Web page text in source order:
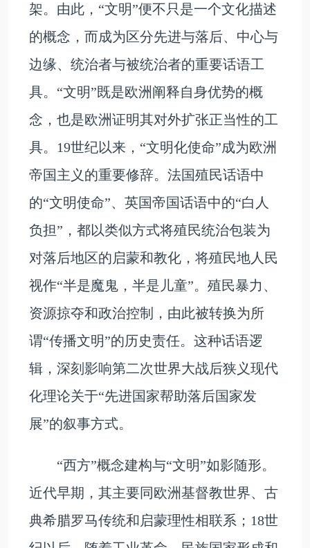
架。由此，“文明”便不只是一个文化描述
的概念，而成为区分先进与落后、中心与
边缘、统治者与被统治者的重要话语工
具。“文明”既是欧洲阐释自身优势的概
念，也是欧洲证明其对外扩张正当性的工
具。19世纪以来，“文明化使命”成为欧洲
帝国主义的重要修辞。法国殖民话语中
的“文明使命”、英国帝国话语中的“白人
负担”，都以类似方式将殖民统治包装为
对落后地区的启蒙和教化，将殖民地人民
视作“半是魔鬼，半是儿童”。殖民暴力、
资源掠夺和政治控制，由此被转换为所
谓“传播文明”的历史责任。这种话语逻
辑，深刻影响第二次世界大战后狭义现代
化理论关于“先进国家帮助落后国家发
展”的叙事方式。
“西方”概念建构与“文明”如影随形。
近代早期，其主要同欧洲基督教世界、古
典希腊罗马传统和启蒙理性相联系；18世